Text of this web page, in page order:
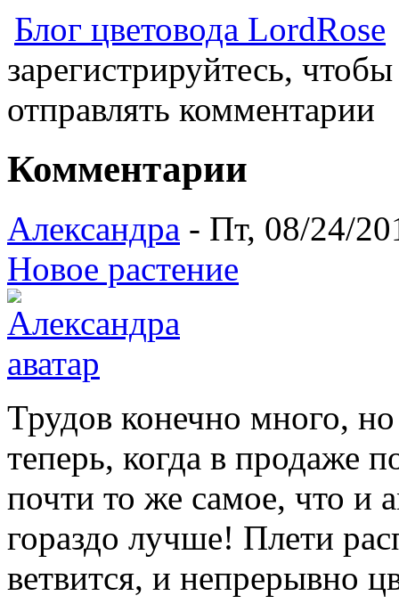
Блог цветовода LordRose
зарегистрируйтесь,
отправлять комментарии
Комментарии
Александра - Пт, 08/24/
Новое растение
Трудов конечно много,
теперь, когда в продаже
почти то же самое, что и
гораздо лучше! Плети
ветвится, и непрерывно